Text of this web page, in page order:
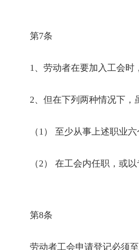
第7条
1、劳动者在要加入工会
2、但在下列两种情况下
（ 1 ） 至少从事上述职业六
（2 ） 在工会内任职，或
第8条
劳动者工会申请登记必须